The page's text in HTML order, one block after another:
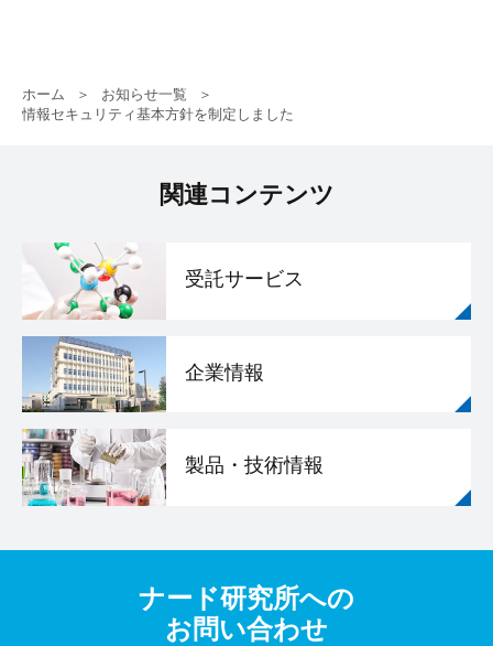
ホーム
お知らせ一覧
情報セキュリティ基本方針を制定しました
関連コンテンツ
受託サービス
企業情報
製品・技術情報
ナード研究所への
お問い合わせ